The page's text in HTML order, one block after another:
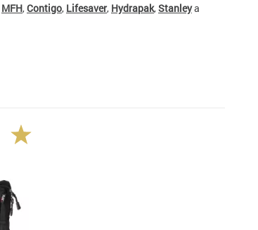
MFH,Contigo, Lifesaver, Hydrapak,Stanleya